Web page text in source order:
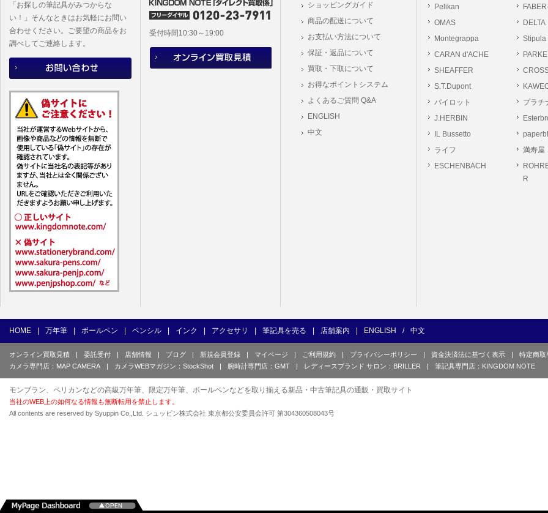
シュッピン株式会
Pelikan
OMAS
DELTA
Montegrappa
Stipula
CARAN d'ACHE
SHEAFFER
S.T.Dupont
パイロット
プラチ
J.HERBIN
IL Bussetto
ライフ
満寿屋
ESCHENBACH
R
「お探しの筆記具がみつからな
い！」そんなときはお気軽にお問い
合わせください。ご要望の商品をお
調べしてご連絡します。
受付時間10:30～19:00
ショッピングガイド
商品の配送について
お支払い方法について
保証・返品について
買取・下取について
お得なポイントシステム
よくあるご質問 Q&A
ENGLISH
中文
HOME 万年筆 ボールペン ペンシル インク アクセサリ 筆記具を売る 店舗案内 ENGLISH / 中文
オンライン買取見積 | 委託受付 | 店舗情報 | ブログ | 新規会員登録 | マイページ | ご利用規約 | プライバシーポリシー | 資金決済法に基づく表示 |
特定商取
カメラ専門店：MAP CAMERA
| カメラWEBマガジン：StockShot | 腕時計専門店：GMT | レディースブランド サロン：BRILLER | 筆記具専門店：KINGDOM NOTE
モンブラン、ペリカンなどの高級万年筆、限定万年筆、ボールペンなどを取り揃える新品・中古筆記具の通販・買取サイト
当社のWEB上の如何なる情報も無断転用を禁止します。
All contents are reserved by Syuppin Co.,Ltd. シュッピン株式会社 東京都公安委員会許可 第304360508043号